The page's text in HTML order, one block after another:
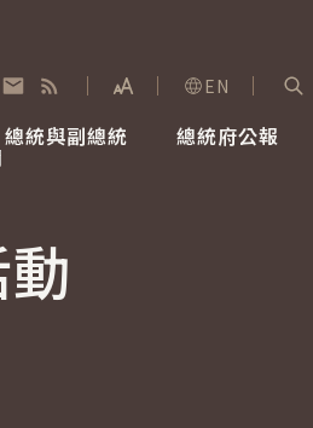
展開字級選單
EN
總統與副總統 總統府公報